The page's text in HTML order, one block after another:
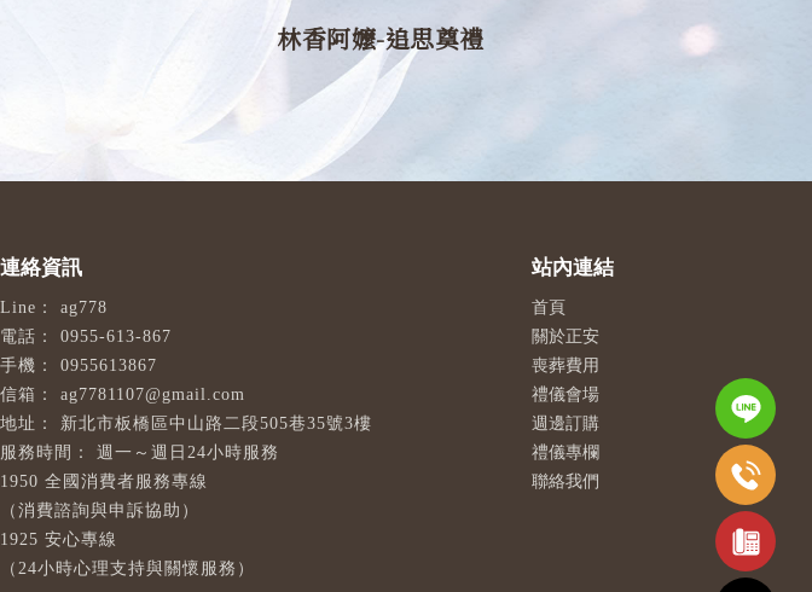
林香阿嬤-追思奠禮
ag778
0955-613-867
0955613867
ag7781107@gmail.com
新北市板橋區中山路二段505巷35號3樓
週一～週日24小時服務
1950 全國消費者服務專線
（消費諮詢與申訴協助）
1925 安心專線
（24小時心理支持與關懷服務）
首頁
關於正安
喪葬費用
禮儀會場
週邊訂購
禮儀專欄
聯絡我們